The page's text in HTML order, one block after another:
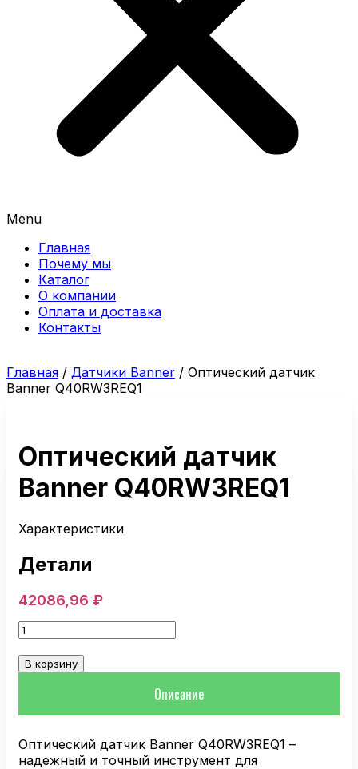
Menu
Главная
Почему мы
Каталог
О компании
Оплата и доставка
Контакты
Главная / Датчики Banner / Оптический датчик
Banner Q40RW3REQ1
Оптический датчик
Banner Q40RW3REQ1
Характеристики
Детали
42086,96 ₽
Количество
товара
Оптический
датчик
В корзину
Описание
Оптический датчик Banner Q40RW3REQ1 –
надежный и точный инструмент для